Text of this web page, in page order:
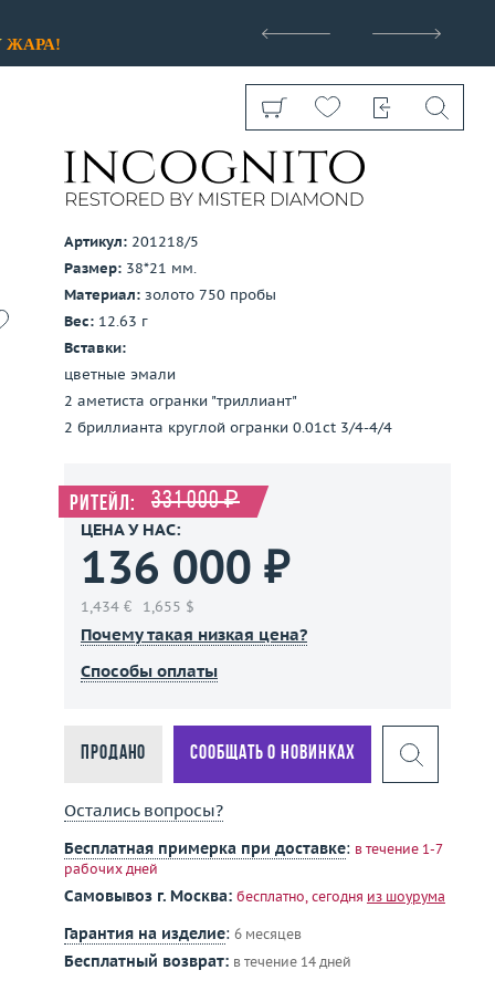
ЖАРА!
Показать все
Артикул: 201218/5
Размер: 38*21 мм.
Материал: золото 750 пробы
Вес: 12.63 г
Вставки:
цветные эмали
2 аметиста огранки "триллиант"
2 бриллианта круглой огранки 0.01ct 3/4-4/4
Ритейл: 331 000 ₽
ЦЕНА У НАС:
136 000 ₽
1,434 € 1,655 $
Почему такая низкая цена?
Способы оплаты
Продано Сообщать о новинках
Остались вопросы?
Бесплатная примерка при доставке: в течение 1-7
рабочих дней
Самовывоз г. Москва: бесплатно, сегодня из шоурума
Гарантия на изделие: 6 месяцев
Бесплатный возврат: в течение 14 дней